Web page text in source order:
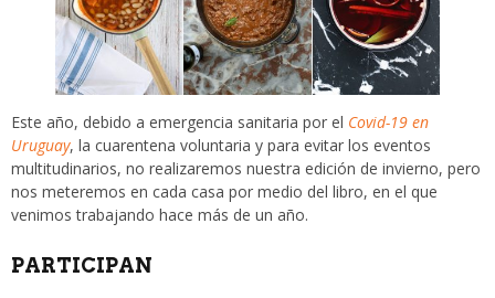
Este año, debido a emergencia sanitaria por el Covid-19 en
Uruguay, la cuarentena voluntaria y para evitar los eventos
multitudinarios, no realizaremos nuestra edición de invierno, pero
nos meteremos en cada casa por medio del libro, en el que
venimos trabajando hace más de un año.
PARTICIPAN